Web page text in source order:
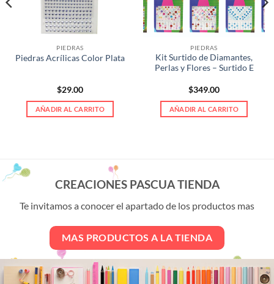
PIEDRAS
Piedras Acrílicas Color Plata
$29.00
AÑADIR AL CARRITO
PIEDRAS
Kit Surtido de Diamantes,
Perlas y Flores – Surtido E
$349.00
AÑADIR AL CARRITO
CREACIONES PASCUA TIENDA
Te invitamos a conocer el apartado de los productos mas
MAS PRODUCTOS A LA TIENDA